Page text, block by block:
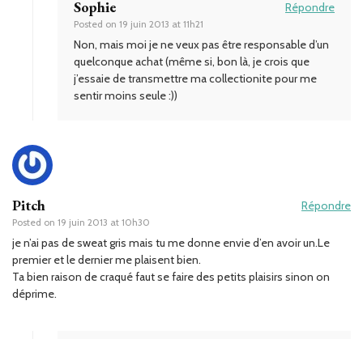
Sophie
Posted on 19 juin 2013 at 11h21
Répondre
Non, mais moi je ne veux pas être responsable d’un
quelconque achat (même si, bon là, je crois que
j’essaie de transmettre ma collectionite pour me
sentir moins seule :))
Pitch
Posted on 19 juin 2013 at 10h30
Répondre
je n’ai pas de sweat gris mais tu me donne envie d’en avoir un.Le
premier et le dernier me plaisent bien.
Ta bien raison de craqué faut se faire des petits plaisirs sinon on
déprime.